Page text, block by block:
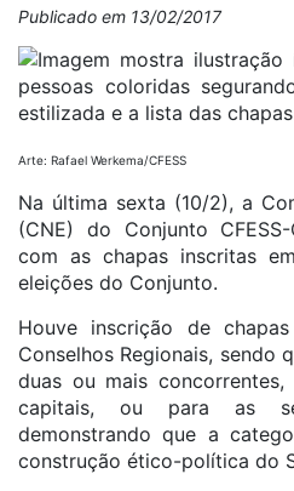
Publicado em 13/02/2017
Arte: Rafael Werkema/CFESS
Na última sexta (10/2), a
(CNE) do Conjunto
com as chapas inscritas
eleições do Conjunto.
Houve inscrição de
Conselhos Regionais, sendo
duas ou mais
capitais, ou para as
demonstrando que a
construção ético-política do